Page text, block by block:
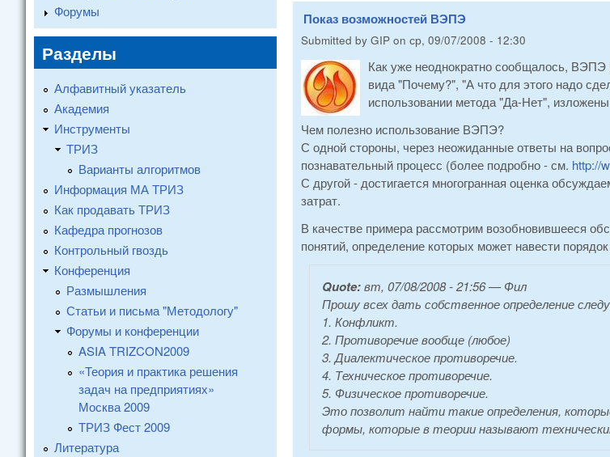
Показ возможностей ВЭПЭ
Submitted by GIP on ср, 09/07/2008 - 12:30
Как уже неоднократно сообщалось, ВЭПЭ
вида "Почему?", "А что для этого надо
использовании метода "Да-Нет",
Чем полезно использование ВЭПЭ?
С одной стороны, через неожиданные ответы на
познавательный процесс (более подробно - см. http://
С другой - достигается многогранная оценка
затрат.
В качестве примера рассмотрим возобновившееся
понятий, определение которых может навести
Quote:вт, 07/08/2008 - 21:56 — Фил
Прошу всех дать собственное определение
1. Конфликт.
2. Противоречие вообще (любое)
3. Диалектическое противоречие.
4. Техническое противоречие.
5. Физическое противоречие.
Это позволит найти такие определения,
формы, которые в теории называют
Форумы
Разделы
Алфавитный указатель
Академия
Инструменты
ТРИЗ
Варианты алгоритмов
Информация МА ТРИЗ
Как продавать ТРИЗ
Кафедра прогнозов
Контрольный гвоздь
Конференция
Размышления
Статьи и письма "Методологу"
Форумы и конференции
ASIA TRIZCON2009
«Теория и практика решения
задач на предприятиях»
Москва 2009
ТРИЗ Фест 2009
Литература